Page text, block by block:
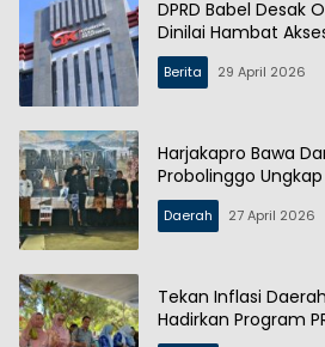
DPRD Babel Desak
Dinilai Hambat
Berita 29 April 2026
Harjakapro Bawa
Probolinggo
Daerah 27 April 2026
Tekan Inflasi
Hadirkan Program